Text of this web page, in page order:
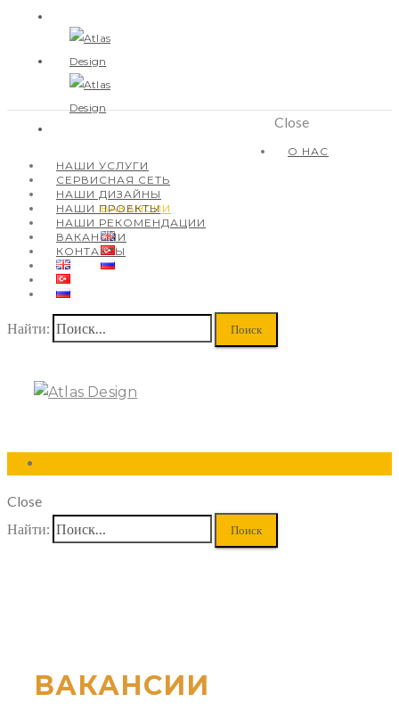
НАШИ ДИЗАЙНЫ
НАШИ ПРОЕКТЫ
НАШИ РЕКОМЕНДАЦИИ
ВАКАНСИИ
КОНТАКТЫ
Close
О НАС
НАШИ УСЛУГИ
СЕРВИСНАЯ СЕТЬ
НАШИ ДИЗАЙНЫ
НАШИ ПРОЕКТЫ
НАШИ РЕКОМЕНДАЦИИ
ВАКАНСИИ
КОНТАКТЫ
Найти:
Close
Найти:
ВАКАНСИИ